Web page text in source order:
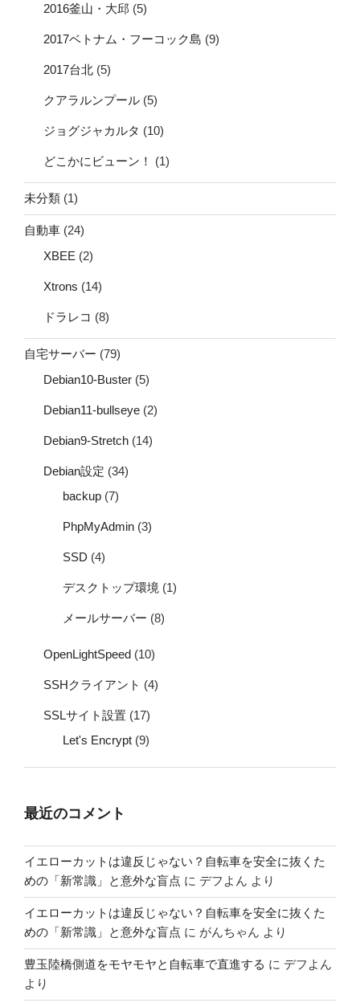
2016釜山・大邱 (5)
2017ベトナム・フーコック島 (9)
2017台北 (5)
クアラルンプール (5)
ジョグジャカルタ (10)
どこかにビューン！ (1)
未分類 (1)
自動車 (24)
XBEE (2)
Xtrons (14)
ドラレコ (8)
自宅サーバー (79)
Debian10-Buster (5)
Debian11-bullseye (2)
Debian9-Stretch (14)
Debian設定 (34)
backup (7)
PhpMyAdmin (3)
SSD (4)
デスクトップ環境 (1)
メールサーバー (8)
OpenLightSpeed (10)
SSHクライアント (4)
SSLサイト設置 (17)
Let's Encrypt (9)
最近のコメント
イエローカットは違反じゃない？自転車を安全に抜くた
めの「新常識」と意外な盲点 に デフよん より
イエローカットは違反じゃない？自転車を安全に抜くた
めの「新常識」と意外な盲点 に がんちゃん より
豊玉陸橋側道をモヤモヤと自転車で直進する に デフよん
より